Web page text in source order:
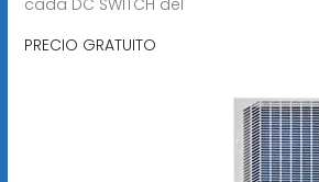
PRECIO GRATUITO